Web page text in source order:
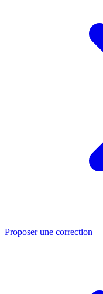
Proposer une correction